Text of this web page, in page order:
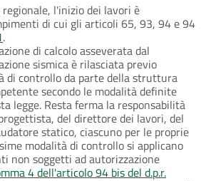
l'inizio dei lavori è
di cui gli articoli 65, 93, 94 e 94
.
di calcolo asseverata dal
sismica è rilasciata previo
di controllo da parte della struttura
secondo le modalità definite
legge. Resta ferma la responsabilità
del direttore dei lavori, del
statico, ciascuno per le proprie
modalità di controllo si applicano
non soggetti ad autorizzazione
4 dell'articolo 94 bis del d.p.r.